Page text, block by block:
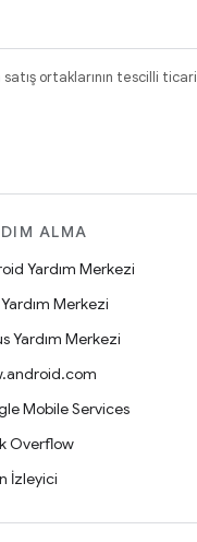
ortaklarının tescilli ticari
ALMA
Yardım Merkezi
Merkezi
Yardım Merkezi
Mobile Services
Overflow
İzleyici